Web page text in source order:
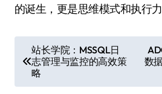
的诞生，更是思维模式和执行力
章
导
站长学院：MSSQL日
志管理与监控的高效策
略
数